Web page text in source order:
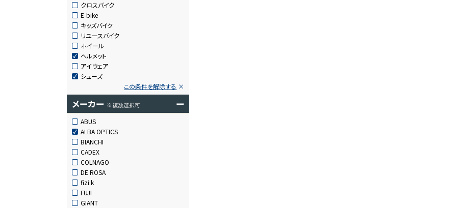
クロスバイク
E-bike
キッズバイク
リユースバイク
ホイール
ヘルメット
アイウェア
シューズ
この条件を解除する
メーカー ※複数選択可 ー
ABUS
ALBA OPTICS
BIANCHI
CADEX
COLNAGO
DE ROSA
fizi:k
FUJI
GIANT